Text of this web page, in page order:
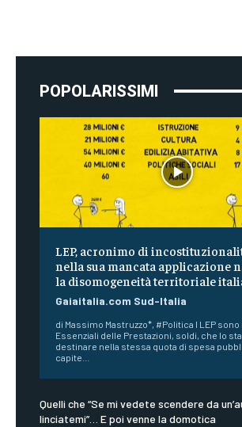
POPOLARISSIMI
LEP, acronimo di
nella sua mancata applicazione
la disomogeneità territoriale
Gaiaitalia.com Sud-Italia
di Massimo Mastruzzo*, #Politica I LEP sono
Essenziali delle Prestazioni, soldi, che lo
destinare nella stessa quota di spesa
capite...
Quelli che “Se mi vedete scendere da
linciatemi”… E poi venne la domotica